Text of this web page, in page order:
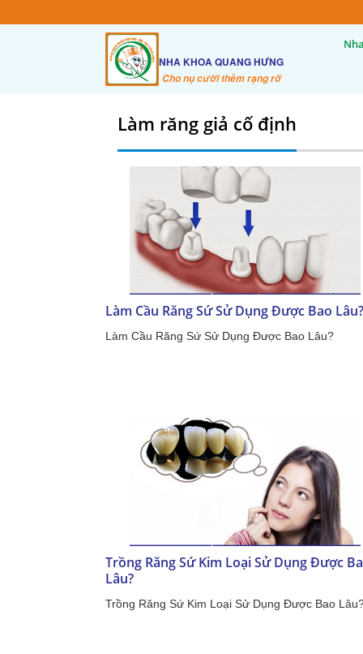
NHA KHOA QUANG HƯNG
Cho nụ cười thêm rạng rỡ
Làm răng giả cố định
Làm Cầu Răng Sứ Sử Dụng Được Bao Lâu?
Làm Cầu Răng Sứ Sử Dụng Được Bao Lâu?
Trồng Răng Sứ Kim Loại Sử Dụng Được
Lâu?
Trồng Răng Sứ Kim Loại Sử Dụng Được Bao